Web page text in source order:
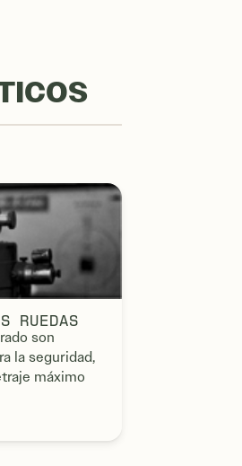
RUEDAS
son
la seguridad,
máximo